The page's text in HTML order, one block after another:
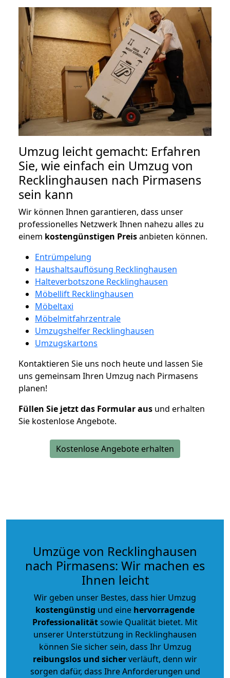
Umzug leicht gemacht: Erfahren
Sie, wie einfach ein Umzug von
Recklinghausen nach Pirmasens
sein kann
Wir können Ihnen garantieren, dass unser
professionelles Netzwerk Ihnen nahezu alles zu
einem kostengünstigen Preisanbieten können.
Entrümpelung
Haushaltsauflösung Recklinghausen
Halteverbotszone Recklinghausen
Möbellift Recklinghausen
Möbeltaxi
Möbelmitfahrzentrale
Umzugshelfer Recklinghausen
Umzugskartons
Kontaktieren Sie uns noch heute und lassen Sie
uns gemeinsam Ihren Umzug nach Pirmasens
planen!
Füllen Sie jetzt das Formular aus und erhalten
Sie kostenlose Angebote.
Kostenlose Angebote erhalten
Umzüge von Recklinghausen
nach Pirmasens: Wir machen es
Ihnen leicht
Wir geben unser Bestes, dass hier Umzug
kostengünstig und eine hervorragende
Professionalitätsowie Qualität bietet. Mit
unserer Unterstützung in Recklinghausen
können Sie sicher sein, dass Ihr Umzug
reibungslos und sicherverläuft, denn wir
sorgen dafür, dass Ihre Anforderungen und